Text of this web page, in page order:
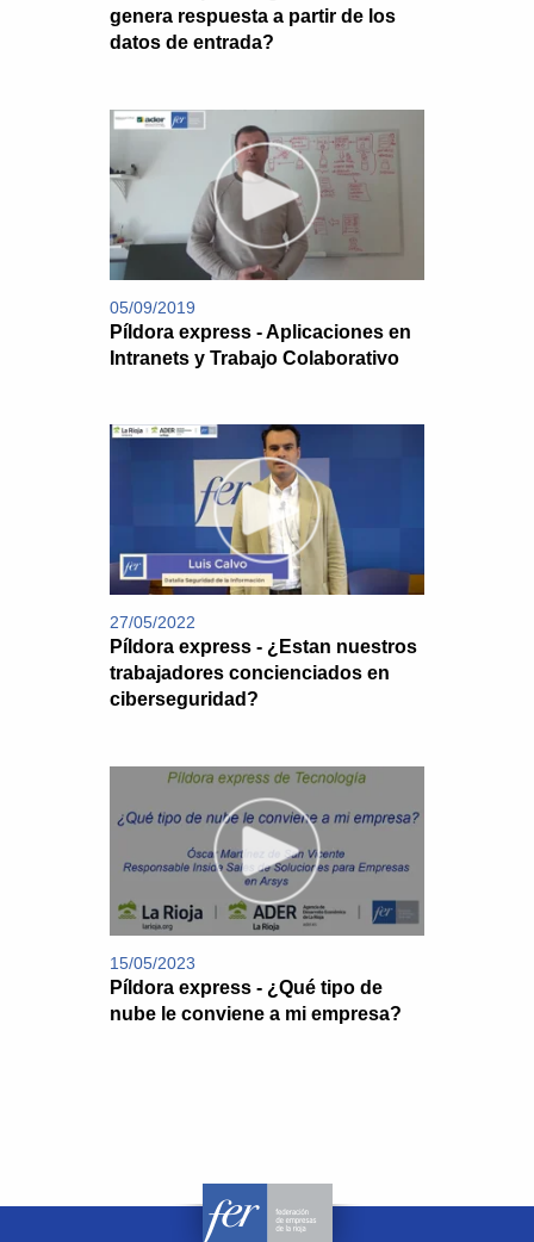
genera respuesta a partir de los
datos de entrada?
05/09/2019
Píldora express - Aplicaciones en
Intranets y Trabajo Colaborativo
27/05/2022
Píldora express - ¿Estan nuestros
trabajadores concienciados en
ciberseguridad?
15/05/2023
Píldora express - ¿Qué tipo de
nube le conviene a mi empresa?